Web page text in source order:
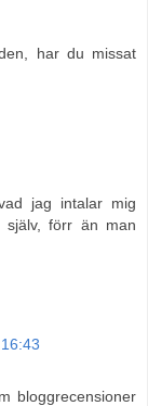
har du missat
jag intalar mig
förr än man
bloggrecensioner